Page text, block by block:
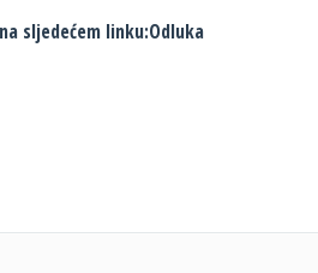
sljedećem linku:Odluka